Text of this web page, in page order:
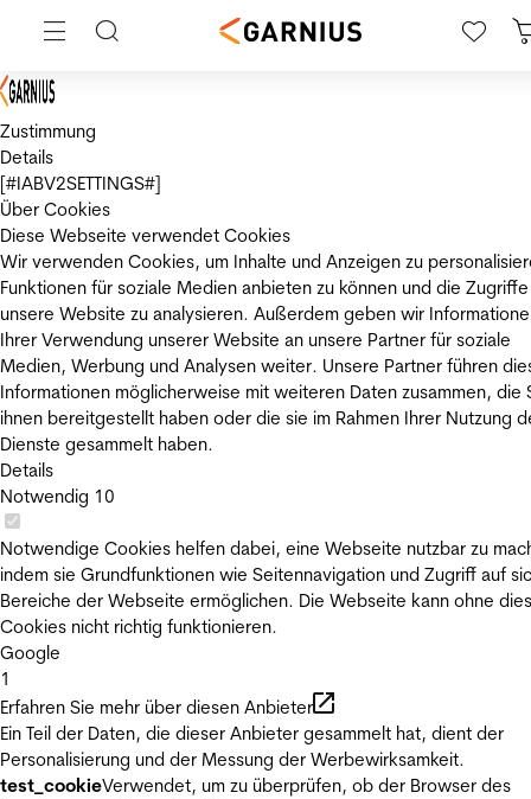
Zustimmung
Details
[#IABV2SETTINGS#]
Über Cookies
Diese Webseite verwendet Cookies
Wir verwenden Cookies, um Inhalte und Anzeigen zu
Funktionen für soziale Medien anbieten zu können und die
unsere Website zu analysieren. Außerdem geben wir
Ihrer Verwendung unserer Website an unsere Partner für soziale
Medien, Werbung und Analysen weiter. Unsere Partner führen
Informationen möglicherweise mit weiteren Daten zusammen, die
ihnen bereitgestellt haben oder die sie im Rahmen Ihrer Nutzung
Dienste gesammelt haben.
Details
Notwendig 10
Notwendige Cookies helfen dabei, eine Webseite nutzbar zu
indem sie Grundfunktionen wie Seitennavigation und Zugriff auf
Bereiche der Webseite ermöglichen. Die Webseite kann ohne
Cookies nicht richtig funktionieren.
Google
1
Erfahren Sie mehr über diesen Anbieter
Ein Teil der Daten, die dieser Anbieter gesammelt hat, dient der
Personalisierung und der Messung der Werbewirksamkeit.
test_cookieVerwendet, um zu überprüfen, ob der Browser des